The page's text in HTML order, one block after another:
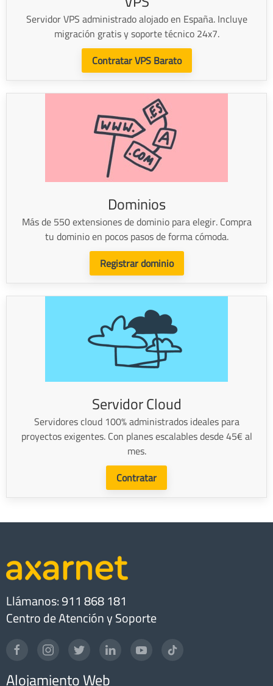
Servidor VPS administrado alojado en España. Incluye
migración gratis y soporte técnico 24x7.
Contratar VPS Barato
Dominios
Más de 550 extensiones de dominio para elegir. Compra
tu dominio en pocos pasos de forma cómoda.
Registrar dominio
Servidor Cloud
Servidores cloud 100% administrados ideales para
proyectos exigentes. Con planes escalables desde 45€ al
mes.
Contratar
Llámanos: 911 868 181
Centro de Atención y Soporte
Alojamiento Web